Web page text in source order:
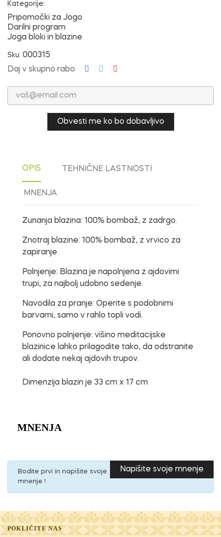
Kategorije:
Pripomočki za Jogo
Darilni program
Joga bloki in blazine
Sku: 000315
Daj v skupno rabo
Obvesti me ko bo dobavljivo
OPIS TEHNIČNE LASTNOSTI
MNENJA
Zunanja blazina: 100% bombaž, z zadrgo.
Znotraj blazine: 100% bombaž, z vrvico za
zapiranje.
Polnjenje: Blazina je napolnjena z ajdovimi
trupi, za najbolj udobno sedenje.
Navodila za pranje: Operite s podobnimi
barvami, samo v rahlo topli vodi.
Ponovno polnjenje: višino meditacijske
blazinice lahko prilagodite tako, da odstranite
ali dodate nekaj ajdovih trupov.
Dimenzija blazin je 33 cm x 17 cm
MNENJA
Napišite svoje mnenje
Bodite prvi in napišite svoje
mnenje !
POKLIČITE NAS